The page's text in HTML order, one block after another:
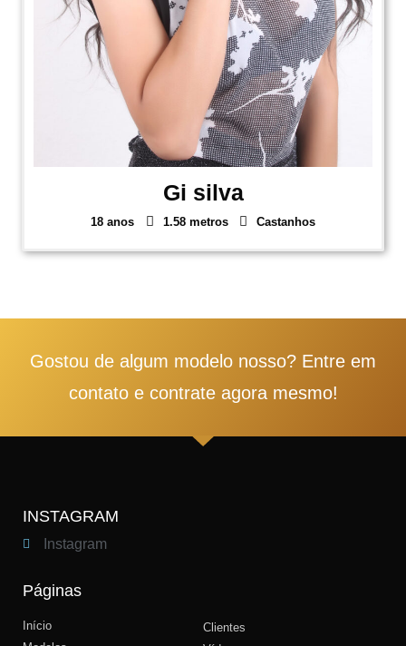
Gi silva
18 anos 1.58 metros Castanhos
Gostou de algum modelo nosso? Entre em
contato e contrate agora mesmo!
INSTAGRAM
Instagram
Páginas
Início
Clientes